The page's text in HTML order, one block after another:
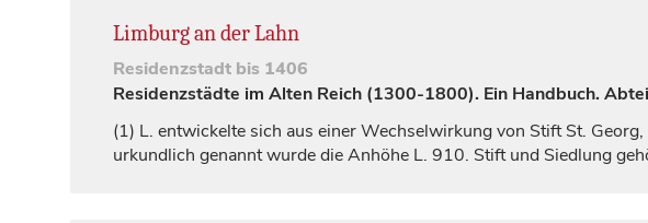
Limburg an der Lahn
Residenzstadt bis 1406
Residenzstädte im Alten Reich (1300-1800). Ein Handbuch.
(1) L. entwickelte sich aus einer Wechselwirkung von Stift St.
urkundlich genannt wurde die Anhöhe L. 910. Stift und Siedlung